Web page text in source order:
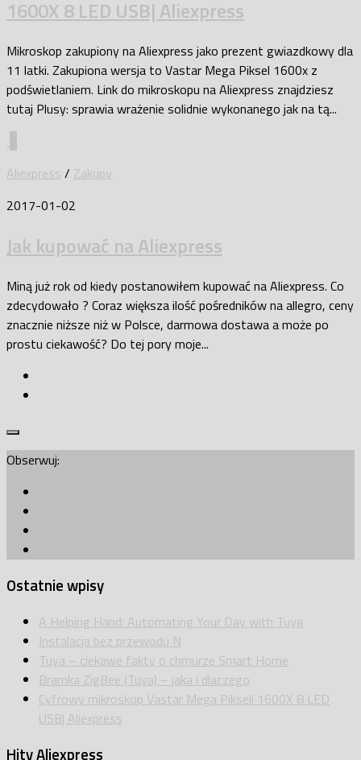
1600X 8 LED USB| Aliexpress
Mikroskop zakupiony na Aliexpress jako prezent gwiazdkowy dla
11 latki. Zakupiona wersja to Vastar Mega Piksel 1600x z
podświetlaniem. Link do mikroskopu na Aliexpress znajdziesz
tutaj Plusy: sprawia wrażenie solidnie wykonanego jak na tą...
Aliexpress / Zakupy
2017-01-02
Jak kupować na Aliexpress
Miną już rok od kiedy postanowiłem kupować na Aliexpress. Co
zdecydowało ? Coraz większa ilość pośredników na allegro, ceny
znacznie niższe niż w Polsce, darmowa dostawa a może po
prostu ciekawość? Do tej pory moje...
Obserwuj:
Ostatnie wpisy
A Helping Hand: Automating Your Day with Tuya
Instalacja bez przewodu N
Tuya – ciekawe fakty o chmurze Smart Home
Bramka ZigBee (Tuya) – jaka i dlaczego
Cyfrowy mikroskop Vastar Mega Pikseli 1600X 8 LED
USB| Aliexpress
Hity Aliexpress